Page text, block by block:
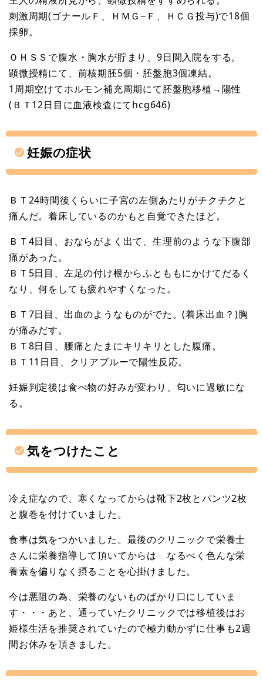
刺激周期(ゴナールＦ、ＨＭＧ−Ｆ、ＨＣＧ投与)で18個
採卵。
ＯＨＳＳで腹水・胸水が貯まり、9日間入院をする。
顕微授精にて、前核期胚5個・胚盤胞3個凍結。
1周期空けてホルモン補充周期にて胚盤胞移植→陽性
(ＢＴ12日目に血液検査にてhcg646)
妊娠の症状
ＢＴ24時間後くらいに子宮の左側あたりがチクチクと
痛んだ。着床しているのかもと自覚できたほど。
ＢＴ4日目、おならがよく出て、生理前のような下腹部
痛があった。
ＢＴ5日目、左足の付け根からふとももにかけてだるく
なり、何をしても疲れやすくなった。
ＢＴ7日目、出血のようなものがでた。(着床出血？)胸
が痛みだす。
ＢＴ8日目、腰痛とたまにキリキリとした腹痛。
ＢＴ11日目、クリアブルーで陽性反応。
妊娠判定後は食べ物の好みが変わり、匂いに過敏にな
る。
気をつけたこと
冷え症なので、寒くなってからは靴下2枚とパンツ2枚
と腹巻を付けていました。
食事は気をつかいました。最後のクリニックで栄養士
さんに栄養指導して頂いてからは なるべく色んな栄
養素を偏りなく摂ることを心掛けました。
今は悪阻の為、栄養のないものばかり口にしていま
す・・・あと、通っていたクリニックでは移植後はお
姫様生活を推奨されていたので極力動かずに仕事も2週
間お休みを頂きました。